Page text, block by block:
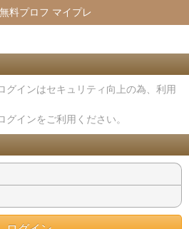
無料プロフ マイプレ
グインはセキュリティ向上の為、利用
インをご利用ください。